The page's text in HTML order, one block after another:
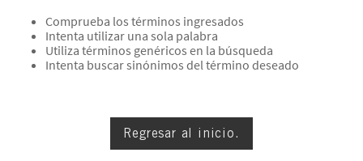
Comprueba los términos ingresados
Intenta utilizar una sola palabra
Utiliza términos genéricos en la búsqueda
Intenta buscar sinónimos del término deseado
Regresar al inicio.